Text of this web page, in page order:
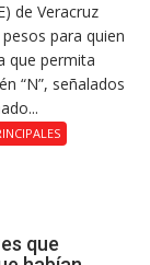
de Veracruz
para quien
que permita
“N”, señalados
que